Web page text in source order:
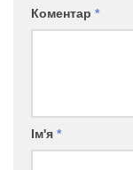
Коментар *
Ім'я *